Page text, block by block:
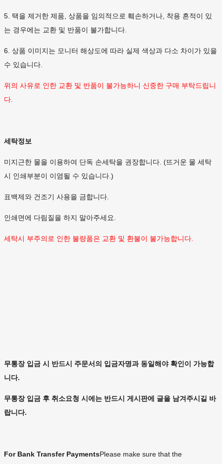
5. 택을 제거한 제품, 상품을 임의적으로 훼손하거나, 착용 흔적이 있
는 경우에는 교환 및 반품이 불가합니다.
6. 상품 이미지는 모니터 해상도에 따라 실제 색상과 다소 차이가 있을
수 있습니다.
위의 사유로 인한 교환 및 반품이 불가능하니 신중한 구매 부탁드립니
다.
세탁정보
미지근한 물을 이용하여 단독 손세탁을 권장합니다. (뜨거운 물 세탁
시 인쇄부분이 이염될 수 있습니다.)
표백제와 건조기 사용을 금합니다.
인쇄면에 다림질을 하지 말아주세요.
세탁시 부주의로 인한 불량품은 교환 및 환불이 불가능합니다.
무통장 입금 시 반드시 주문서의 입금자명과 동일해야 확인이 가능합
니다.
무통장 입금 후 취소요청 시에는 반드시 게시판에 글을 남겨주시길 바
랍니다.
For Bank Transfer PaymentsPlease make sure that the